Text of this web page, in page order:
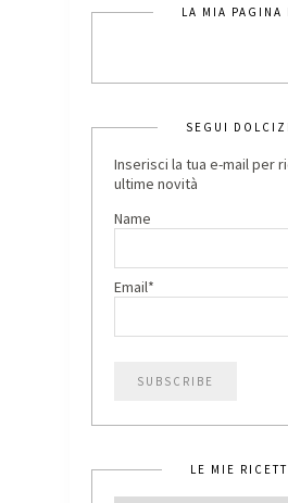
LA MIA PAGINA
SEGUI
Inserisci la tua e-mail per
ultime novità
Name
Email*
LE MIE